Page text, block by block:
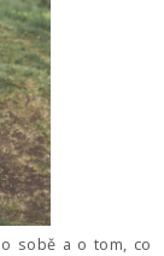
sobě a o tom, co